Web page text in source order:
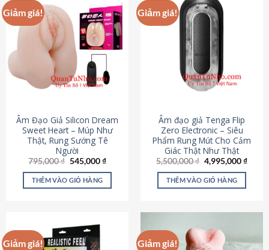
Giảm giá!
Âm Đạo Giả Silicon Dream
Sweet Heart – Múp Như
Thật, Rung Sướng Tê
Người
795,000₫ Giá
là:
795,000 ₫.
545,000₫Giá
tại
545,000 ₫.
THÊM VÀO GIỎ HÀNG
Giảm giá!
Âm đạo giả Tenga Flip
Zero Electronic – Siêu
Phẩm Rung Mút Cho Cảm
Giác Thật Như Thật
5,500,000₫ Giá
gốc
là:
5,500,000 ₫.
4,995,000₫Giá
THÊM VÀO GIỎ HÀNG
Giảm giá! Giảm giá!